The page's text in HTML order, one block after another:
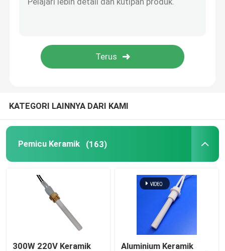
Mesin Ozon Portabel
KATEGORI LAINNYA DARI KAMI
Pemicu Keramik (163)
300W 220V Keramik
Aluminium Keramik